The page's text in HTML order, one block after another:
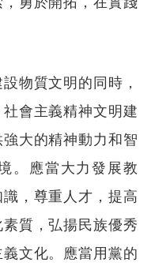
物質文明的同時，
會主義精神文明建
大的精神動力和智
。應當大力發展教
，尊重人才，提高
質，弘揚民族優秀
文化。應當用黨的